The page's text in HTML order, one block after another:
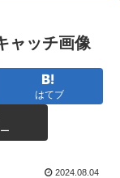
ャッチ画像
はてブ
2024.08.04